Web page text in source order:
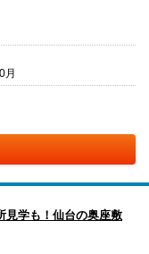
見学も！仙台の奥座敷